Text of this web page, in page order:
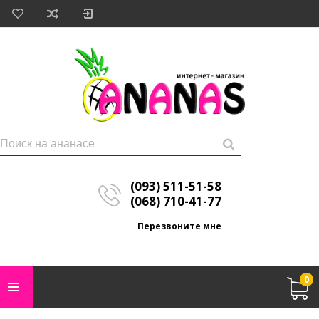
(093) 511-51-58
(068) 710-41-77
Перезвоните мне
0